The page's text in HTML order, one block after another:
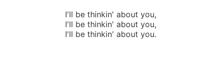
I'll be thinkin' about you,
I'll be thinkin' about you,
I'll be thinkin' about you.